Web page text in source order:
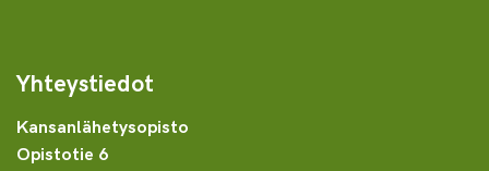
Yhteystiedot
Kansanlähetysopisto
Opistotie 6